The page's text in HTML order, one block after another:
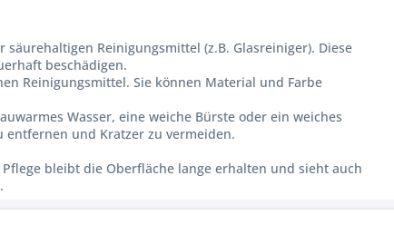
Reinigungsmittel (z.B. Glasreiniger). Diese
beschädigen.
Reinigungsmittel. Sie können Material und Farbe
Wasser, eine weiche Bürste oder ein weiches
entfernen und Kratzer zu vermeiden.
bleibt die Oberfläche lange erhalten und sieht auch